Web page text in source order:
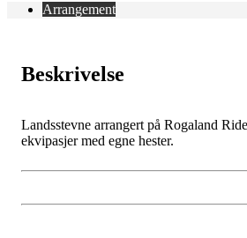
Arrangement
Beskrivelse
Landsstevne arrangert på Rogaland
ekvipasjer med egne hester.